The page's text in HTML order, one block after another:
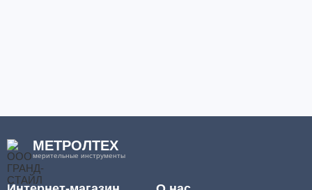
МЕТРОЛТЕХ
мерительные инструменты